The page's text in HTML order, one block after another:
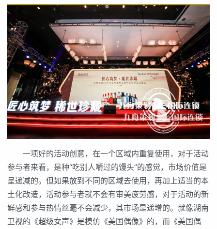
一项好的活动创意，在一个区域内重复使用，对于活动
参与者来看，是种“吃别人嚼过的馒头”的感觉，市场价值是
呈递减的。但如果放到不同的区域去使用，再加上适当的本
土化改造，活动参与者就不会有审美疲劳感，对于活动的新
鲜感和参与热情丝毫不会减少，其市场是递增的。就像湖南
卫视的《超级女声》是模仿《美国偶像》的，而《美国偶